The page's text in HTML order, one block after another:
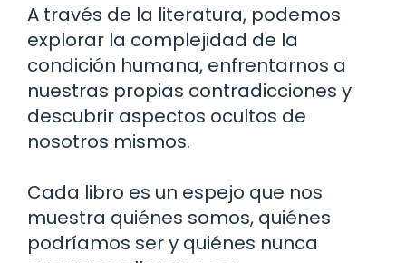
A través de la literatura, podemos
explorar la complejidad de la
condición humana, enfrentarnos a
nuestras propias contradicciones y
descubrir aspectos ocultos de
nosotros mismos.
Cada libro es un espejo que nos
muestra quiénes somos, quiénes
podríamos ser y quiénes nunca